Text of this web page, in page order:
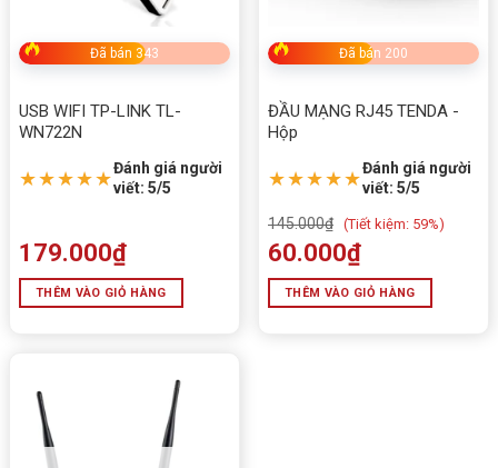
Đã bán 343
USB WIFI TP-LINK TL-
WN722N
★★★★★Đánh giá người
viết: 5/5
179.000₫
THÊM VÀO GIỎ HÀNG
Đã bán 200
ĐẦU MẠNG RJ45 TENDA -
Hộp
★★★★★Đánh giá người
viết: 5/5
145.000₫ (Tiết kiệm: 59%)
60.000₫
THÊM VÀO GIỎ HÀNG